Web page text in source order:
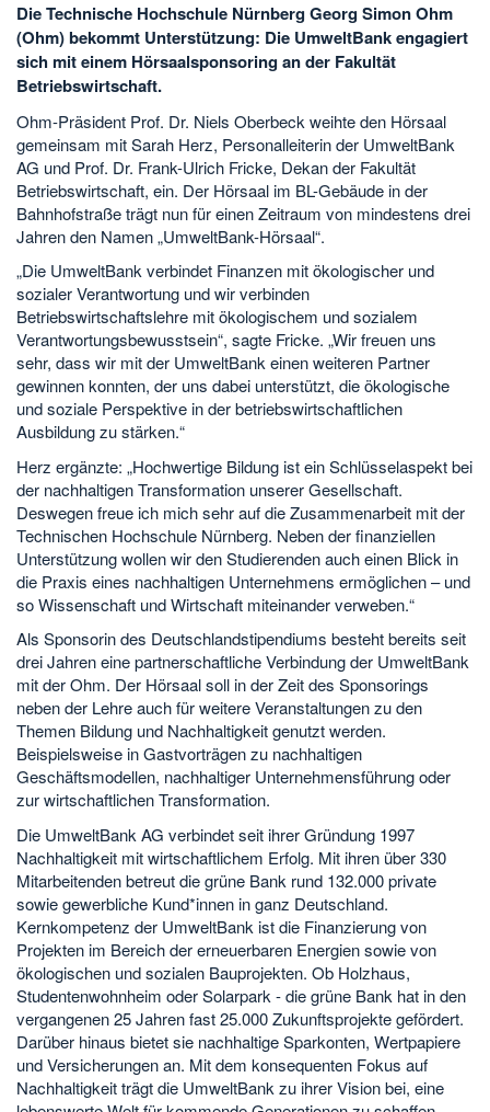
Die Technische Hochschule Nürnberg Georg Simon Ohm
(Ohm) bekommt Unterstützung: Die UmweltBank engagiert
sich mit einem Hörsaalsponsoring an der Fakultät
Betriebswirtschaft.
Ohm-Präsident Prof. Dr. Niels Oberbeck weihte den Hörsaal
gemeinsam mit Sarah Herz, Personalleiterin der UmweltBank
AG und Prof. Dr. Frank-Ulrich Fricke, Dekan der Fakultät
Betriebswirtschaft, ein. Der Hörsaal im BL-Gebäude in der
Bahnhofstraße trägt nun für einen Zeitraum von mindestens drei
Jahren den Namen „UmweltBank-Hörsaal“.
„Die UmweltBank verbindet Finanzen mit ökologischer und
sozialer Verantwortung und wir verbinden
Betriebswirtschaftslehre mit ökologischem und sozialem
Verantwortungsbewusstsein“, sagte Fricke. „Wir freuen uns
sehr, dass wir mit der UmweltBank einen weiteren Partner
gewinnen konnten, der uns dabei unterstützt, die ökologische
und soziale Perspektive in der betriebswirtschaftlichen
Ausbildung zu stärken.“
Herz ergänzte: „Hochwertige Bildung ist ein Schlüsselaspekt bei
der nachhaltigen Transformation unserer Gesellschaft.
Deswegen freue ich mich sehr auf die Zusammenarbeit mit der
Technischen Hochschule Nürnberg. Neben der finanziellen
Unterstützung wollen wir den Studierenden auch einen Blick in
die Praxis eines nachhaltigen Unternehmens ermöglichen – und
so Wissenschaft und Wirtschaft miteinander verweben.“
Als Sponsorin des Deutschlandstipendiums besteht bereits seit
drei Jahren eine partnerschaftliche Verbindung der UmweltBank
mit der Ohm. Der Hörsaal soll in der Zeit des Sponsorings
neben der Lehre auch für weitere Veranstaltungen zu den
Themen Bildung und Nachhaltigkeit genutzt werden.
Beispielsweise in Gastvorträgen zu nachhaltigen
Geschäftsmodellen, nachhaltiger Unternehmensführung oder
zur wirtschaftlichen Transformation.
Die UmweltBank AG verbindet seit ihrer Gründung 1997
Nachhaltigkeit mit wirtschaftlichem Erfolg. Mit ihren über 330
Mitarbeitenden betreut die grüne Bank rund 132.000 private
sowie gewerbliche Kund*innen in ganz Deutschland.
Kernkompetenz der UmweltBank ist die Finanzierung von
Projekten im Bereich der erneuerbaren Energien sowie von
ökologischen und sozialen Bauprojekten. Ob Holzhaus,
Studentenwohnheim oder Solarpark - die grüne Bank hat in den
vergangenen 25 Jahren fast 25.000 Zukunftsprojekte gefördert.
Darüber hinaus bietet sie nachhaltige Sparkonten, Wertpapiere
und Versicherungen an. Mit dem konsequenten Fokus auf
Nachhaltigkeit trägt die UmweltBank zu ihrer Vision bei, eine